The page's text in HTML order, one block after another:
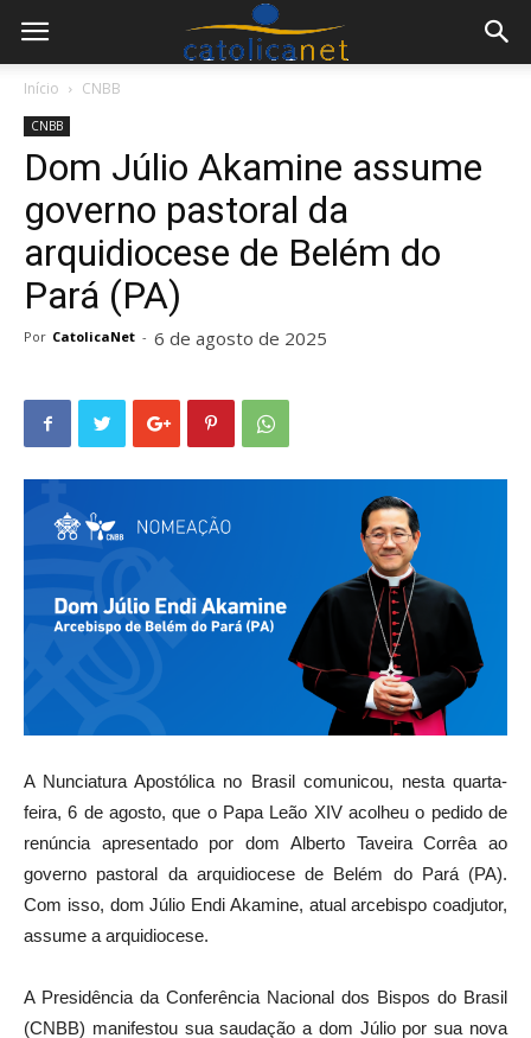
Início CNBB
CNBB
Dom Júlio Akamine assume
governo pastoral da
arquidiocese de Belém do
Pará (PA)
Por CatolicaNet - 6 de agosto de 2025
A Nunciatura Apostólica no Brasil comunicou, nesta quarta-
feira, 6 de agosto, que o Papa Leão XIV acolheu o pedido de
renúncia apresentado por dom Alberto Taveira Corrêa ao
governo pastoral da arquidiocese de Belém do Pará (PA).
Com isso, dom Júlio Endi Akamine, atual arcebispo coadjutor,
assume a arquidiocese.
A Presidência da Conferência Nacional dos Bispos do Brasil
(CNBB) manifestou sua saudação a dom Júlio por sua nova